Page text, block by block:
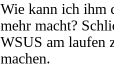
Wie kann ich ihm
mehr macht?
WSUS am laufen
machen.